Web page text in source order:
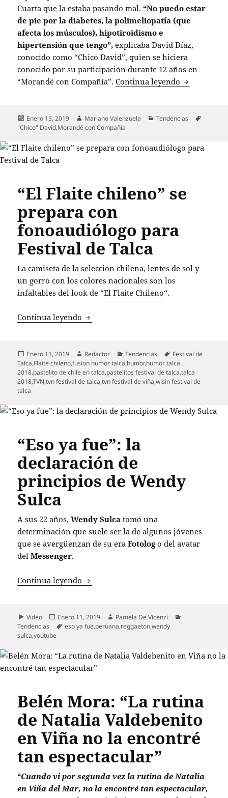
Cuarta que la estaba pasando mal.“No puedo estar
de pie por la diabetes, la polimeliopatía (que
afecta los músculos), hipotiroidismo e
hipertensión que tengo”,explicaba David Díaz,
conocido como “Chico David”, quien se hiciera
conocido por su participación durante 12 años en
“Morandé con Compañía”.Continua leyendo Hermana
Publicado
el
Enero 15, 2019 Autor
Mariano Valenzuela Categorías
Tendencias
Etiquetas
"Chico" David,Morandé con Compañía
“El Flaite chileno” se
prepara con
fonoaudiólogo para
Festival de Talca
La camiseta de la selección chilena, lentes de sol y
un gorro con los colores nacionales son los
infaltables del look de “El Flaite Chileno“.
Continua leyendo “El Flaite chileno” se prepara con
Publicado
el
Enero 13, 2019 Autor
Redactor Categorías
Tendencias Etiquetas
Festival de
Talca,Flaite chileno,fusion humor talca,humor,humor talca
2018,pastelito de chile en talca,pastelitos festival de talca,talca
2018,TVN,tvn festival de talca,tvn festival de viña,wisin festival de
talca
“Eso ya fue”: la
declaración de
principios de Wendy
Sulca
A sus 22 años,Wendy Sulca tomó una
determinación que suele ser la de algunos jóvenes
que se avergüenzan de su eraFotologo del avatar
delMessenger.
Continua leyendo “Eso ya fue”: la declaración de
Formato
Video
Publicado
el
Enero 11, 2019 Autor
Pamela De Vicenzi
Tendencias
Etiquetas
eso ya fue,peruana,reggaeton,wendy
sulca,youtube
Belén Mora: “La rutina
de Natalia Valdebenito
en Viña no la encontré
tan espectacular”
“Cuando vi por segunda vez la rutina de Natalia
en Viña del Mar, no la encontré tan espectacular,